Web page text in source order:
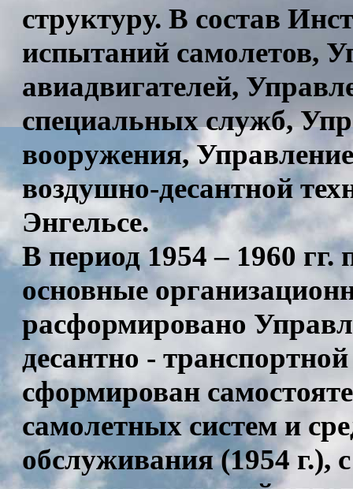
структуру. В состав
испытаний самолетов,
авиадвигателей,
специальных служб,
вооружения,
воздушно-десантной
Энгельсе.
В период 1954 – 1960
основные
расформировано
десантно -
сформирован
самолетных систем и
обслуживания (1954 г.),